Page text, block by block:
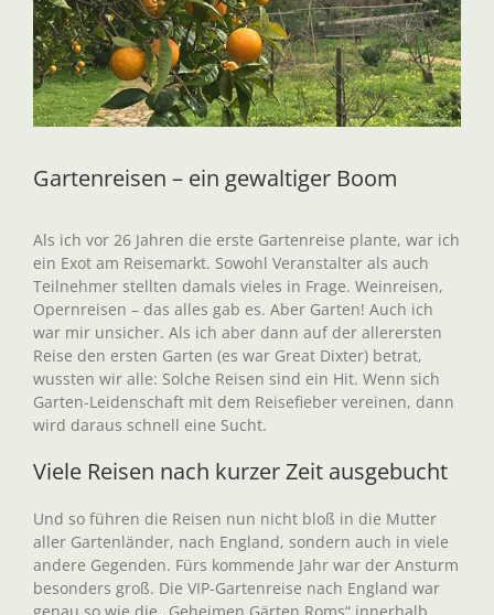
Gartenreisen – ein gewaltiger Boom
Als ich vor 26 Jahren die erste Gartenreise plante, war ich
ein Exot am Reisemarkt. Sowohl Veranstalter als auch
Teilnehmer stellten damals vieles in Frage. Weinreisen,
Opernreisen – das alles gab es. Aber Garten! Auch ich
war mir unsicher. Als ich aber dann auf der allerersten
Reise den ersten Garten (es war Great Dixter) betrat,
wussten wir alle: Solche Reisen sind ein Hit. Wenn sich
Garten-Leidenschaft mit dem Reisefieber vereinen, dann
wird daraus schnell eine Sucht.
Viele Reisen nach kurzer Zeit ausgebucht
Und so führen die Reisen nun nicht bloß in die Mutter
aller Gartenländer, nach England, sondern auch in viele
andere Gegenden. Fürs kommende Jahr war der Ansturm
besonders groß. Die VIP-Gartenreise nach England war